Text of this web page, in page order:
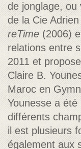
de jonglage, ou
de la Cie
reTime(2006)
relations entre
2011 et
Claire B.
Maroc en
Younesse a
différents
il est plusieurs
également aux